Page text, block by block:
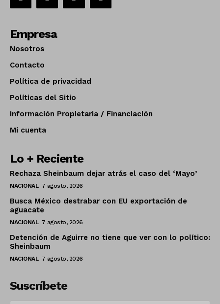
Empresa
Nosotros
Contacto
Política de privacidad
Políticas del Sitio
Información Propietaria / Financiación
Mi cuenta
Lo + Reciente
Rechaza Sheinbaum dejar atrás el caso del ‘Mayo’
NACIONAL 7 agosto, 2026
Busca México destrabar con EU exportación de
aguacate
NACIONAL 7 agosto, 2026
Detención de Aguirre no tiene que ver con lo político:
Sheinbaum
NACIONAL 7 agosto, 2026
Suscríbete